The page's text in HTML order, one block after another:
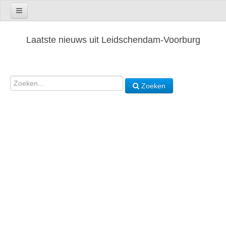
Laatste nieuws uit Leidschendam-Voorburg
Zoeken